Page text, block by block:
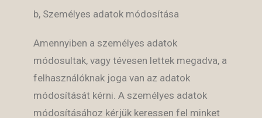
b, Személyes adatok módosítása
Amennyiben a személyes adatok
módosultak, vagy tévesen lettek megadva, a
felhasználóknak joga van az adatok
módosítását kérni. A személyes adatok
módosításához kérjük keressen fel minket